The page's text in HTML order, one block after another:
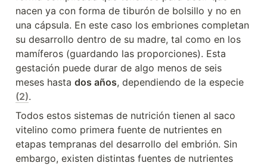
nacen ya con forma de tiburón de bolsillo y no en
una cápsula. En este caso los embriones completan
su desarrollo dentro de su madre, tal como en los
mamíferos (guardando las proporciones). Esta
gestación puede durar de algo menos de seis
meses hasta dos años
(2).
Todos estos sistemas de nutrición tienen al saco
vitelino como primera fuente de nutrientes en
etapas tempranas del desarrollo del embrión. Sin
embargo, existen distintas fuentes de nutrientes